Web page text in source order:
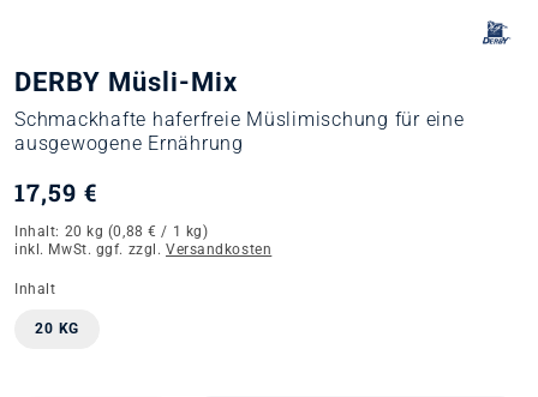
DERBY Müsli-Mix
Schmackhafte haferfreie Müslimischung für eine
ausgewogene Ernährung
17,59 €
Inhalt: 20 kg (0,88 € / 1 kg)
inkl. MwSt. ggf. zzgl. Versandkosten
Inhaltauswählen
20 KG